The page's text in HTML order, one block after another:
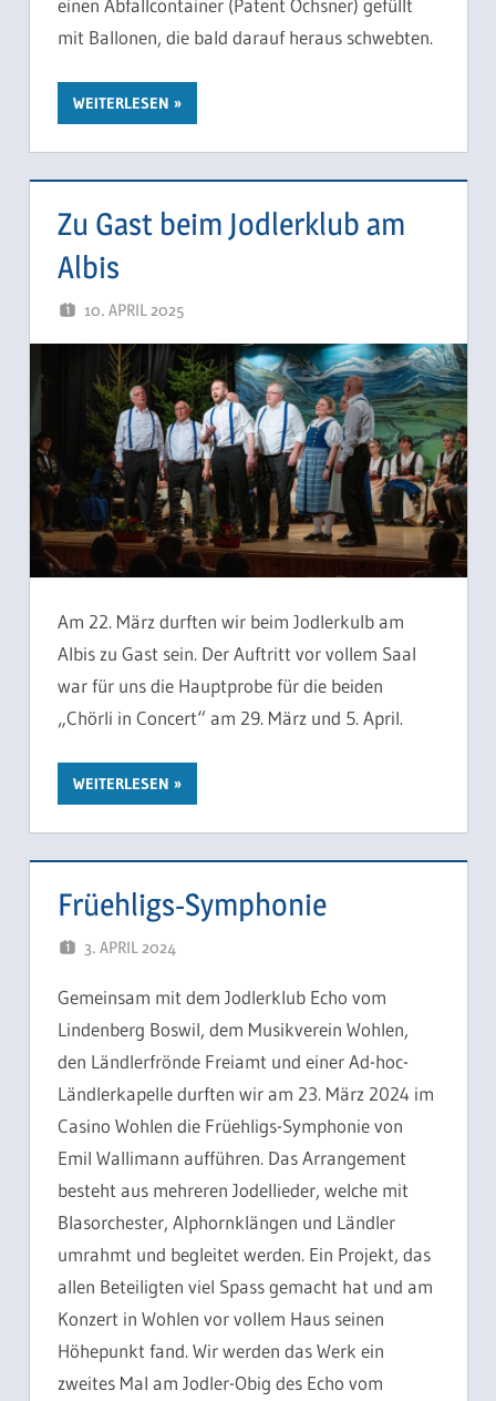
einen Abfallcontainer (Patent Ochsner) gefüllt
mit Ballonen, die bald darauf heraus schwebten.
WEITERLESEN
Zu Gast beim Jodlerklub am
Albis
10. APRIL 2025
Am 22. März durften wir beim Jodlerkulb am
Albis zu Gast sein. Der Auftritt vor vollem Saal
war für uns die Hauptprobe für die beiden
„Chörli in Concert“ am 29. März und 5. April.
WEITERLESEN
Früehligs-Symphonie
3. APRIL 2024
Gemeinsam mit dem Jodlerklub Echo vom
Lindenberg Boswil, dem Musikverein Wohlen,
den Ländlerfrönde Freiamt und einer Ad-hoc-
Ländlerkapelle durften wir am 23. März 2024 im
Casino Wohlen die Früehligs-Symphonie von
Emil Wallimann aufführen. Das Arrangement
besteht aus mehreren Jodellieder, welche mit
Blasorchester, Alphornklängen und Ländler
umrahmt und begleitet werden. Ein Projekt, das
allen Beteiligten viel Spass gemacht hat und am
Konzert in Wohlen vor vollem Haus seinen
Höhepunkt fand. Wir werden das Werk ein
zweites Mal am Jodler-Obig des Echo vom